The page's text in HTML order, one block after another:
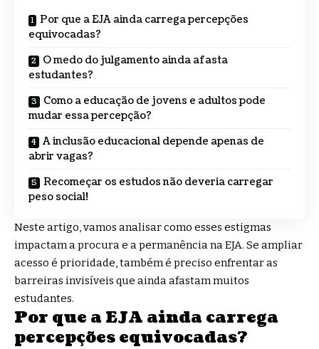
Por que a EJA ainda carrega percepções
equivocadas?
O medo do julgamento ainda afasta
estudantes?
Como a educação de jovens e adultos pode
mudar essa percepção?
A inclusão educacional depende apenas de
abrir vagas?
Recomeçar os estudos não deveria carregar
peso social!
Neste artigo, vamos analisar como esses estigmas
impactam a procura e a permanência na EJA. Se ampliar
acesso é prioridade, também é preciso enfrentar as
barreiras invisíveis que ainda afastam muitos
estudantes.
Por que a EJA ainda carrega
percepções equivocadas?